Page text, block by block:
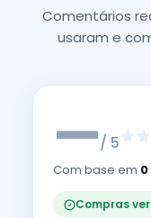
Comentários
usaram e
—/ 5
Com base em 0
Compras